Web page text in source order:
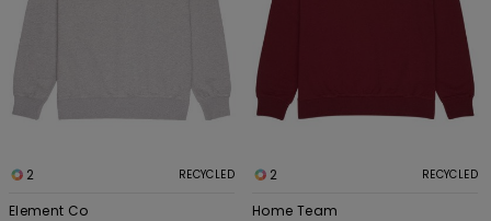
2 RECYCLED
Element Co
2 RECYCLED
Home Team